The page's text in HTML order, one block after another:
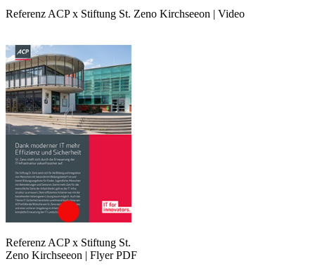
Referenz ACP x Stiftung St. Zeno Kirchseeon | Video
Referenz ACP x Stiftung St.
Zeno Kirchseeon | Flyer PDF